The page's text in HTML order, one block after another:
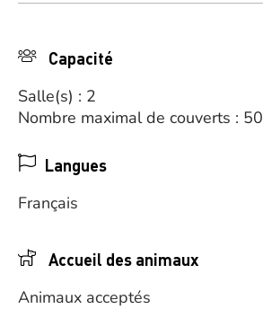
Capacité
Salle(s) : 2
Nombre maximal de couverts : 50
Langues
Français
Accueil des animaux
Animaux acceptés